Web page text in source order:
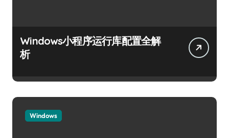
Windows小程序运行库配置全解
析
Windows